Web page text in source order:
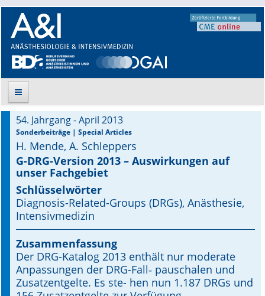
Suche
Aktuelle Ausgabe
Leitlinien
Archiv
Supplements OrphanAnesthesia
Online First
54. Jahrgang - April 2013
Sonderbeiträge | Special Articles
H. Mende, A. Schleppers
G-DRG-Version 2013 – Auswirkungen auf
unser Fachgebiet
Schlüsselwörter
Diagnosis-Related-Groups (DRGs), Anästhesie,
Intensivmedizin
Zusammenfassung
Der DRG-Katalog 2013 enthält nur moderate
Anpassungen der DRG-Fall­‑ pauschalen und
Zusatzentgelte. Es ste- hen nun 1.187 DRGs und